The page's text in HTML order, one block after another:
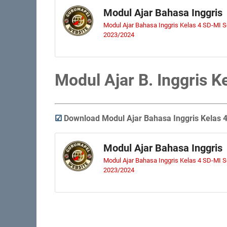
Modul Ajar Bahasa Inggris
Modul Ajar Bahasa Inggris Kelas 4 SD-MI
2023/2024
Modul Ajar B. Inggris
☑ Download Modul Ajar Bahasa Inggris Kelas
Modul Ajar Bahasa Inggris
Modul Ajar Bahasa Inggris Kelas 4 SD-MI
2023/2024